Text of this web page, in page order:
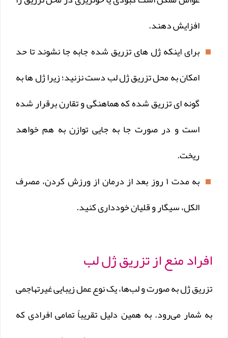
افزایش دهند.
برای اینکه ژل های تزریق شده جابه جا نشوند تا حد
امکان به محل تزریق ژل لب دست نزنید؛ زیرا ژل ها به
گونه ای تزریق شده که هماهنگی و تقارن برقرار شده
است و در صورت جا به جایی توازن به هم خواهد
ریخت.
به مدت ۱ روز بعد از درمان از ورزش کردن، مصرف
الكل، سیگار و قلیان خودداری كنید.
افراد منع از تزریق ژل لب
تزریق ژل به صورت و لب‌ها، یک نوع عمل زیبایی غیرتهاجمی
به شمار می‌رود. به همین دلیل تقریباً تمامی افرادی که